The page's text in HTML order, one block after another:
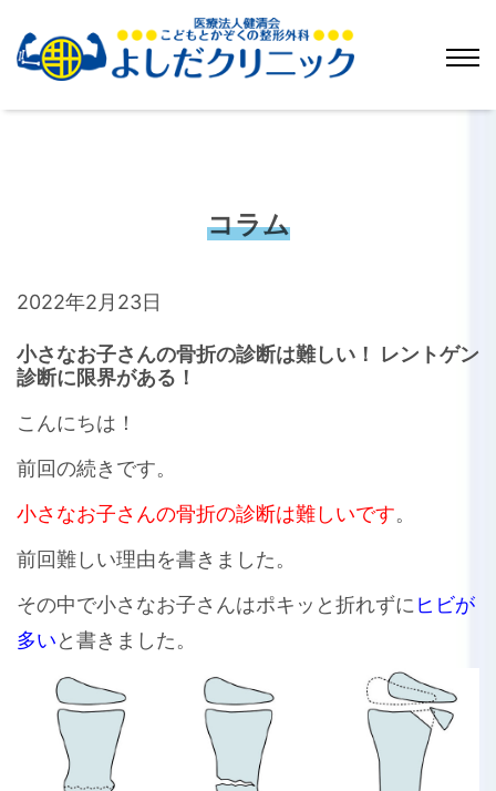
コラム
2022年2月23日
小さなお子さんの骨折の診断は難しい！ レントゲン
診断に限界がある！
こんにちは！
前回の続きです。
小さなお子さんの骨折の診断は難しいです。
前回難しい理由を書きました。
その中で小さなお子さんはポキッと折れずに ヒビが
多いと書きました。